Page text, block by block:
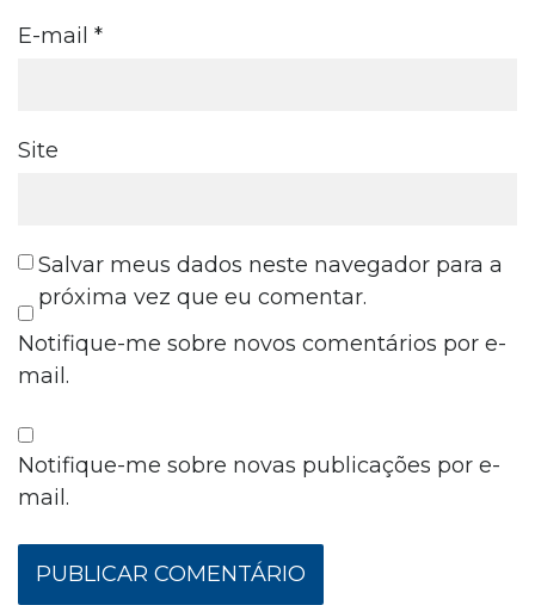
E-mail *
Site
Salvar meus dados neste navegador para a
próxima vez que eu comentar.
Notifique-me sobre novos comentários por e-
mail.
Notifique-me sobre novas publicações por e-
mail.